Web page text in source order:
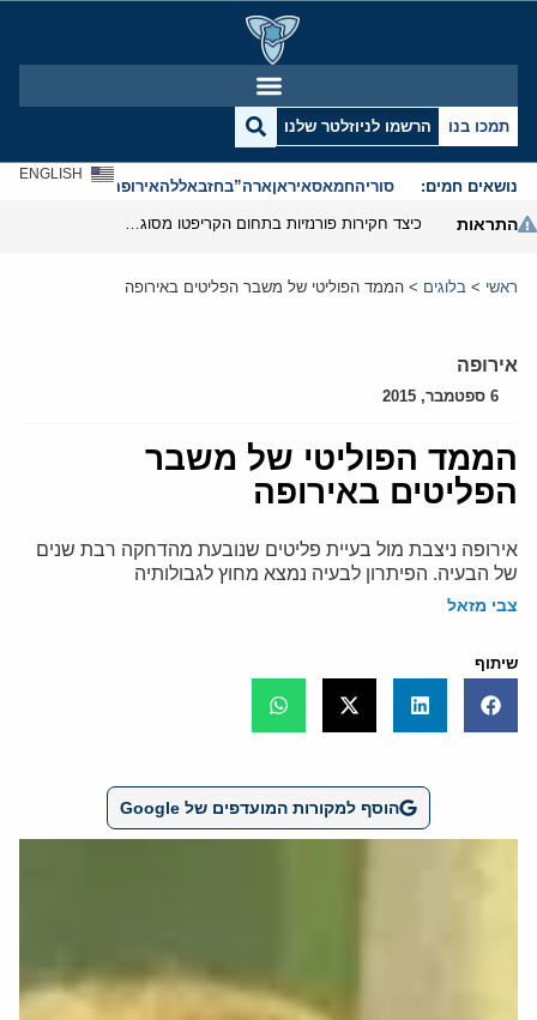
תמכו בנו הרשמו לניוזלטר שלנו
נושאים חמים: סוריהחמאסאיראןארה”בחזבאללהאירופהאנטישמיות
ENGLISH
התראות
ראשי > בלוגים > הממד הפוליטי של משבר הפליטים באירופה
אירופה
6 ספטמבר, 2015
הממד הפוליטי של משבר
הפליטים באירופה
אירופה ניצבת מול בעיית פליטים שנובעת מהדחקה רבת שנים
של הבעיה. הפיתרון לבעיה נמצא מחוץ לגבולותיה
צבי מזאל
שיתוף
הוסף למקורות המועדפים של Google